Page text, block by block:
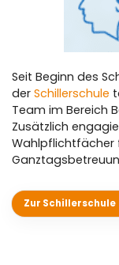
Seit Beginn des
der Schillerschule
Team im Bereich
Zusätzlich
Wahlpflichtfächer
Zur Schillerschule